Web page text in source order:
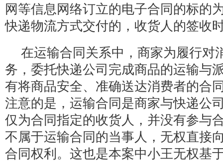
网等信息网络订立的电子合同的标的
快递物流方式交付的，收货人的签收
在运输合同关系中，商家为履行对
务，委托快递公司完成商品的运输与
有将商品安全、准确送达消费者的合
注意的是，运输合同是商家与快递公
仅为合同指定的收货人，并没有参与
不属于运输合同的当事人，无权直接
合同权利。这也是本案中小王无权基